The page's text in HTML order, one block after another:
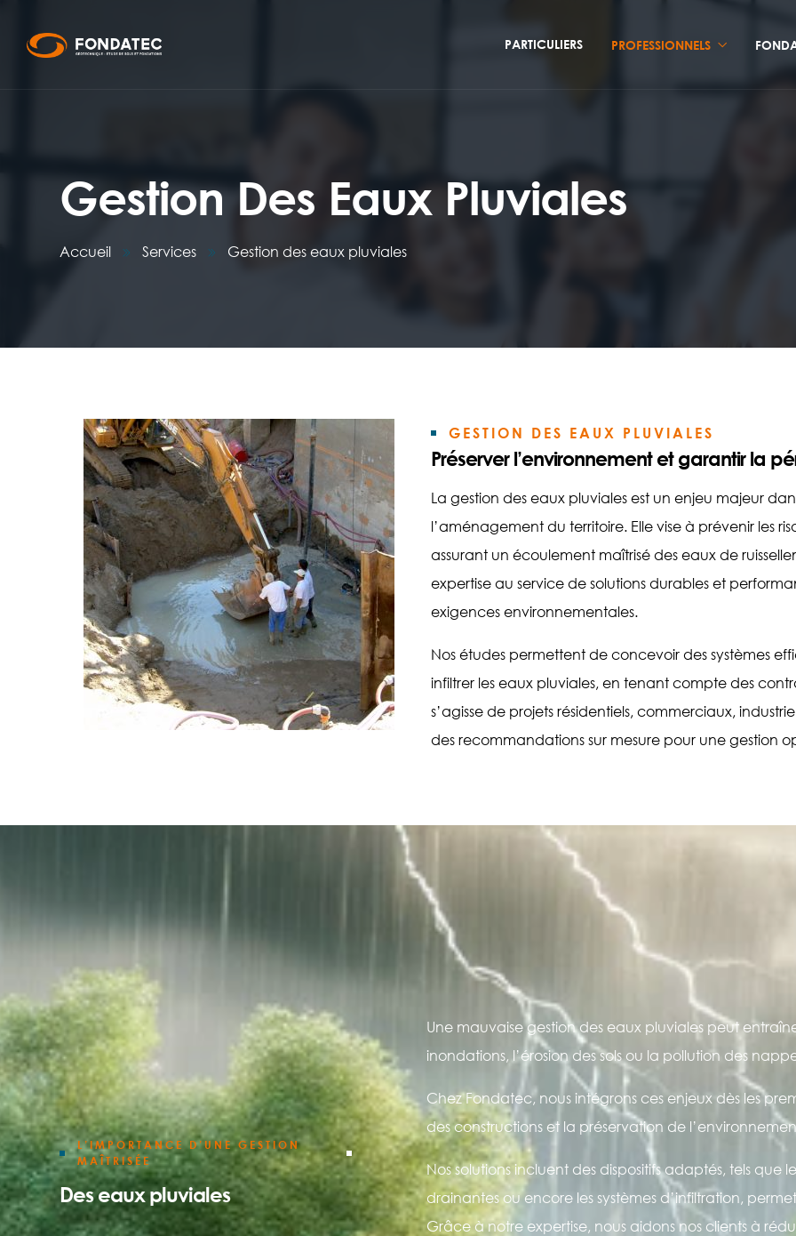
PARTICULIERS PROFESSIONNELS
Gestion Des Eaux Pluviales
Accueil Services Gestion des eaux pluviales
GESTION DES EAUX PLUVIALES
Préserver l’environnement et garantir la
La gestion des eaux pluviales est un enjeu majeur
l’aménagement du territoire. Elle vise à prévenir les
assurant un écoulement maîtrisé des eaux de
expertise au service de solutions durables et
exigences environnementales.
Nos études permettent de concevoir des systèmes
infiltrer les eaux pluviales, en tenant compte des
s’agisse de projets résidentiels, commerciaux,
des recommandations sur mesure pour une gestion
L’IMPORTANCE D’UNE GESTION
MAÎTRISÉE
Des eaux pluviales
Une mauvaise gestion des eaux pluviales peut
inondations, l’érosion des sols ou la pollution des
Chez Fondatec, nous intégrons ces enjeux dès les
des constructions et la préservation de
Nos solutions incluent des dispositifs adaptés, tels que
drainantes ou encore les systèmes d’infiltration,
Grâce à notre expertise, nous aidons nos clients à